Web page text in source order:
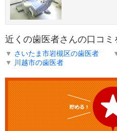
近くの歯医者さんの口コミ
▼ さいたま市岩槻区の歯医者
▼ 川越市の歯医者